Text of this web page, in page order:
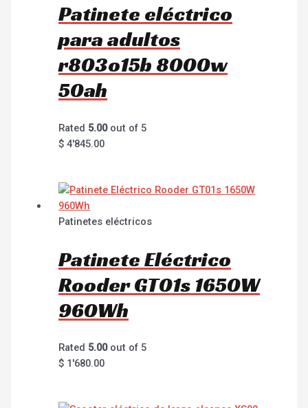
Patinete eléctrico
para adultos
r803o15b 8000w
50ah
Rated 5.00out of 5
$ 4'845.00
Patinetes eléctricos
Patinete Eléctrico
Rooder GT01s 1650W
960Wh
Rated 5.00out of 5
$ 1'680.00